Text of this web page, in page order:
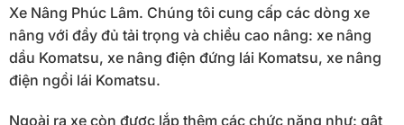
Xe Nâng Phúc Lâm. Chúng tôi cung cấp các dòng xe
nâng với đầy đủ tải trọng và chiều cao nâng: xe nâng
dầu Komatsu, xe nâng điện đứng lái Komatsu, xe nâng
điện ngồi lái Komatsu.
Ngoài ra xe còn được lắp thêm các chức năng như: gật